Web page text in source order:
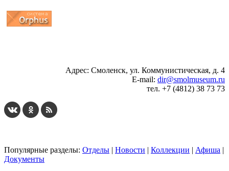
Адрес: Смоленск, ул. Коммунистическая, д. 4
E-mail: dir@smolmuseum.ru
тел. +7 (4812) 38 73 73
Популярные разделы: Отделы | Новости | Коллекции | Афиша |
Документы